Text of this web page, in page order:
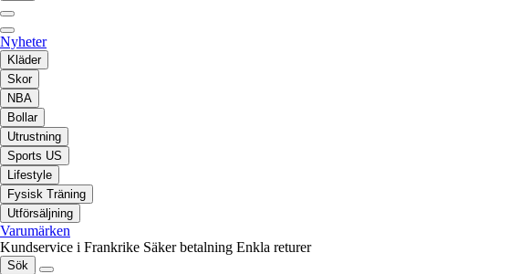
Nyheter
Kläder
Skor
NBA
Bollar
Utrustning
Sports US
Lifestyle
Fysisk Träning
Utförsäljning
Varumärken
Kundservice i Frankrike Säker betalning Enkla returer
Sök